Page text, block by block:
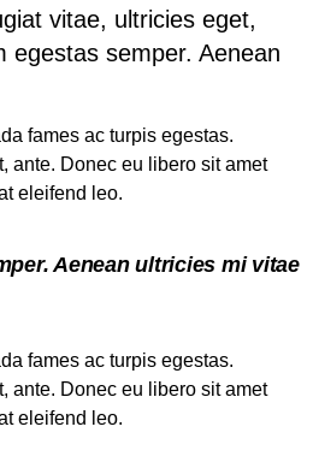
vitae, ultricies eget,
semper. Aenean
fames ac turpis egestas.
ante. Donec eu libero sit amet
eleifend leo.
Aenean ultricies mi vitae
fames ac turpis egestas.
ante. Donec eu libero sit amet
eleifend leo.